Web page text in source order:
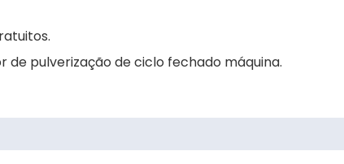
de pulverização de ciclo fechado máquina.